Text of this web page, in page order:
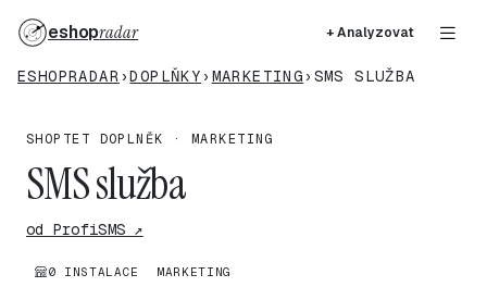
eshopradar + Analyzovat
ESHOPRADAR ›DOPLŇKY › MARKETING › SMS SLUŽBA
SHOPTET DOPLNĚK · MARKETING
SMS služba
od ProfiSMS ↗
0 INSTALACE MARKETING